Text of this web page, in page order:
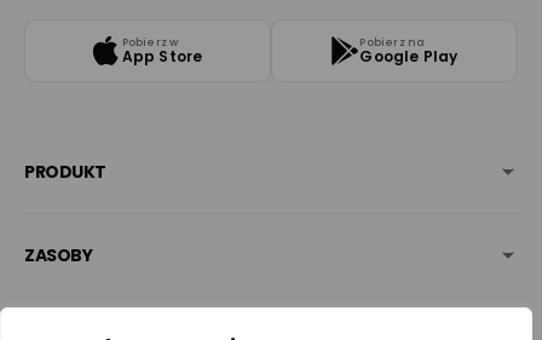
Pobierz w
App Store
Pobierz na
Google Play
PRODUKT
ZASOBY